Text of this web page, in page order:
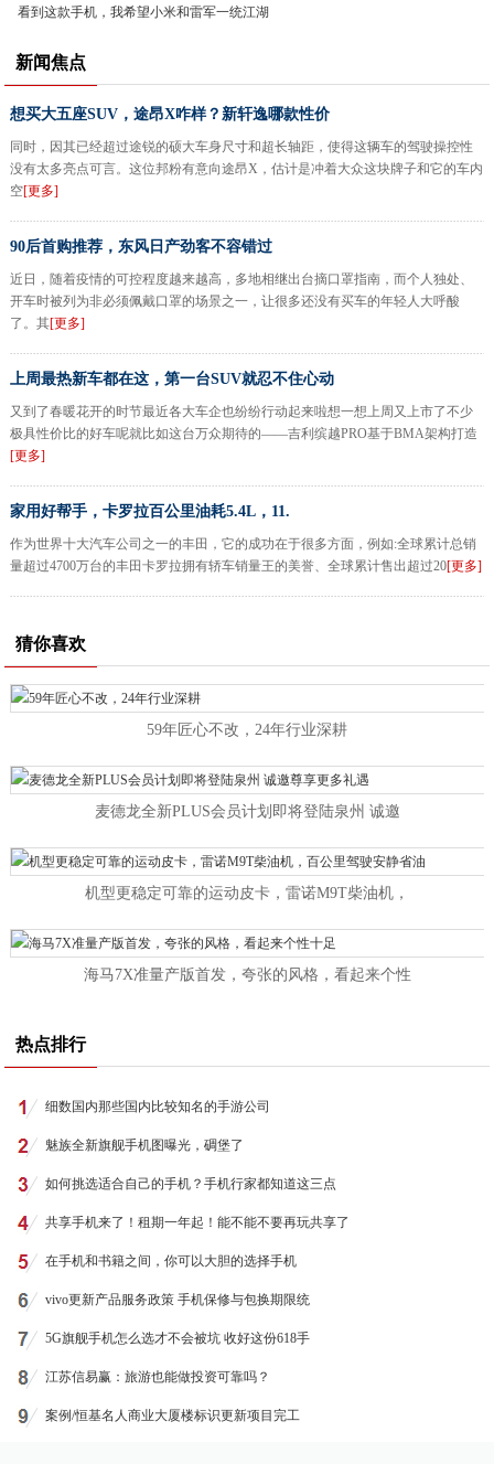
看到这款手机，我希望小米和雷军一统江湖
新闻焦点
想买大五座SUV，途昂X咋样？新轩逸哪款性价
同时，因其已经超过途锐的硕大车身尺寸和超长轴距，使得这辆车的驾驶操控性
没有太多亮点可言。这位邦粉有意向途昂X，估计是冲着大众这块牌子和它的车内
空[更多]
90后首购推荐，东风日产劲客不容错过
近日，随着疫情的可控程度越来越高，多地相继出台摘口罩指南，而个人独处、
开车时被列为非必须佩戴口罩的场景之一，让很多还没有买车的年轻人大呼酸
了。其[更多]
上周最热新车都在这，第一台SUV就忍不住心动
又到了春暖花开的时节最近各大车企也纷纷行动起来啦想一想上周又上市了不少
极具性价比的好车呢就比如这台万众期待的——吉利缤越PRO基于BMA架构打造
[更多]
家用好帮手，卡罗拉百公里油耗5.4L，11.
作为世界十大汽车公司之一的丰田，它的成功在于很多方面，例如:全球累计总销
量超过4700万台的丰田卡罗拉拥有轿车销量王的美誉、全球累计售出超过20[更多]
猜你喜欢
59年匠心不改，24年行业深耕
麦德龙全新PLUS会员计划即将登陆泉州 诚邀
机型更稳定可靠的运动皮卡，雷诺M9T柴油机，
海马7X准量产版首发，夸张的风格，看起来个性
热点排行
细数国内那些国内比较知名的手游公司
魅族全新旗舰手机图曝光，碉堡了
如何挑选适合自己的手机？手机行家都知道这三点
共享手机来了！租期一年起！能不能不要再玩共享了
在手机和书籍之间，你可以大胆的选择手机
vivo更新产品服务政策 手机保修与包换期限统
5G旗舰手机怎么选才不会被坑 收好这份618手
江苏信易赢：旅游也能做投资可靠吗？
案例/恒基名人商业大厦楼标识更新项目完工